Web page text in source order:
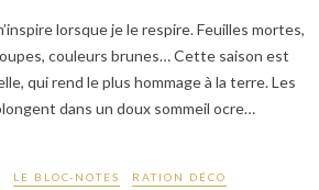
lorsque je le respire. Feuilles mortes,
couleurs brunes… Cette saison est
qui rend le plus hommage à la terre. Les
dans un doux sommeil ocre…
LE BLOC-NOTES RATION DÉCO